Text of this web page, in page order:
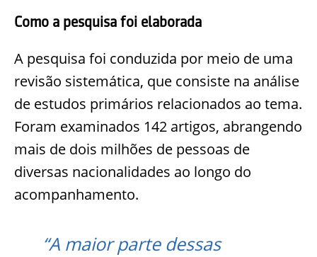
Como a pesquisa foi elaborada
A pesquisa foi conduzida por meio de uma
revisão sistemática, que consiste na análise
de estudos primários relacionados ao tema.
Foram examinados 142 artigos, abrangendo
mais de dois milhões de pessoas de
diversas nacionalidades ao longo do
acompanhamento.
“A maior parte dessas